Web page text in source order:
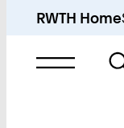
RWTH Home